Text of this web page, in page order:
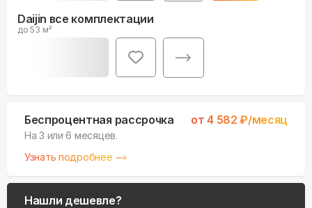
Daijin все комплектации
до 53 м²
Беспроцентная рассрочка от4 582 ₽/месяц
На 3 или 6 месяцев.
Узнать подробнее
Нашли дешевле?